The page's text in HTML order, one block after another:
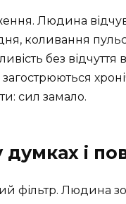
Людина
коливання
без відчуття
сил замало.
і
фільтр. Людина